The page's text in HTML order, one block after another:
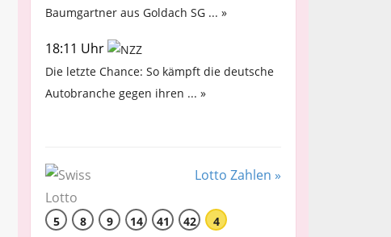
Baumgartner aus Goldach SG ... »
18:11 Uhr
Die letzte Chance: So kämpft die deutsche
Autobranche gegen ihren ... »
Lotto Zahlen »
5 8 9 14 41 42 4